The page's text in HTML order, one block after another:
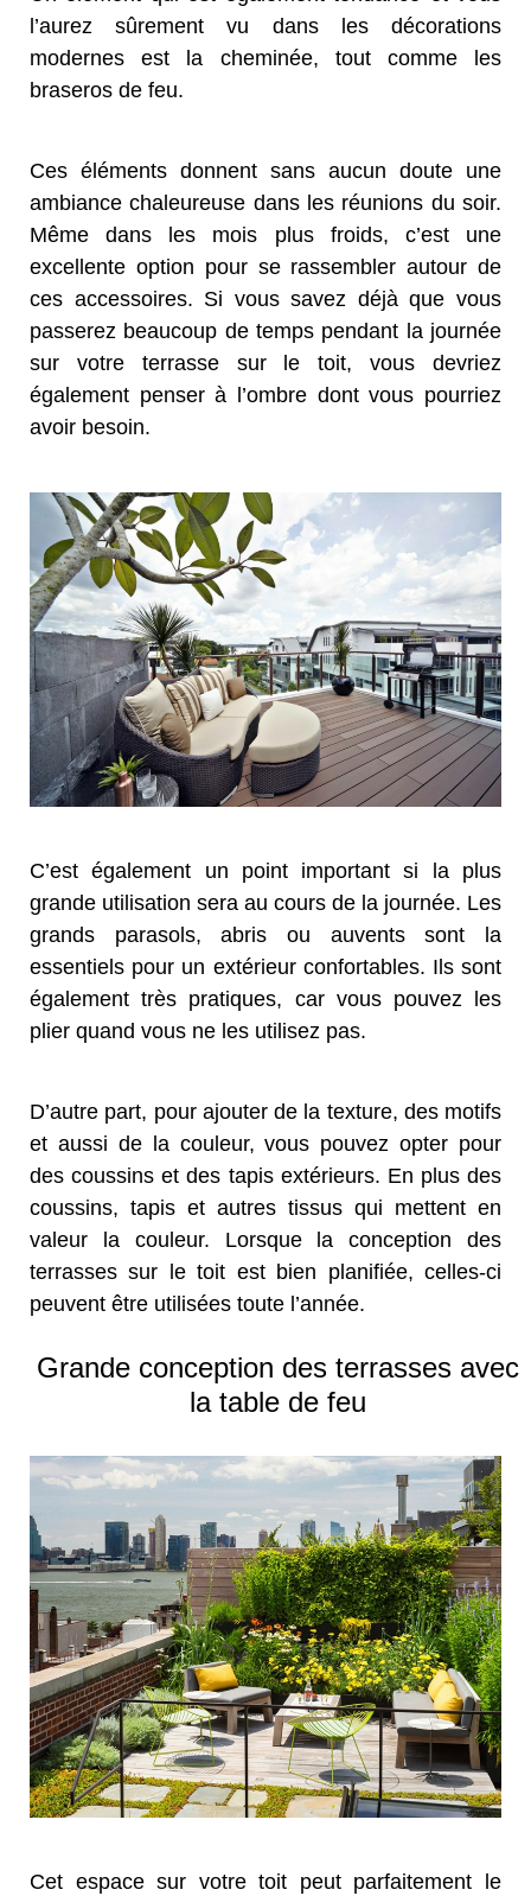
l’aurez sûrement vu dans les décorations
modernes est la cheminée, tout comme les
braseros de feu.
Ces éléments donnent sans aucun doute une
ambiance chaleureuse dans les réunions du soir.
Même dans les mois plus froids, c’est une
excellente option pour se rassembler autour de
ces accessoires. Si vous savez déjà que vous
passerez beaucoup de temps pendant la journée
sur votre terrasse sur le toit, vous devriez
également penser à l’ombre dont vous pourriez
avoir besoin.
C’est également un point important si la plus
grande utilisation sera au cours de la journée. Les
grands parasols, abris ou auvents sont la
essentiels pour un extérieur confortables. Ils sont
également très pratiques, car vous pouvez les
plier quand vous ne les utilisez pas.
D’autre part, pour ajouter de la texture, des motifs
et aussi de la couleur, vous pouvez opter pour
des coussins et des tapis extérieurs. En plus des
coussins, tapis et autres tissus qui mettent en
valeur la couleur. Lorsque la conception des
terrasses sur le toit est bien planifiée, celles-ci
peuvent être utilisées toute l’année.
Grande conception des terrasses avec
la table de feu
Cet espace sur votre toit peut parfaitement le